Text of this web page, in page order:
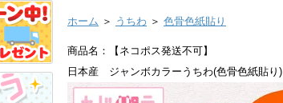
ホーム ＞ うちわ ＞ 色骨色紙貼り
商品名：【ネコポス発送不可】
日本産 ジャンボカラーうちわ(色骨色紙貼り)